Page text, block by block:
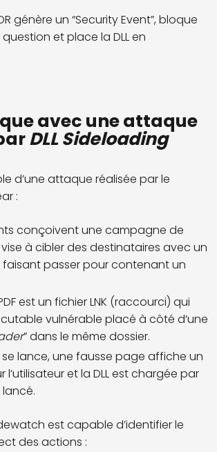
génère un “Security Event”, bloque
et place la DLL en
avec une attaque
DLL Sideloading
d’une attaque réalisée par le
:
conçoivent une campagne de
à cibler des destinataires avec un
faisant passer pour contenant un
est un fichier LNK (raccourci) qui
vulnérable placé à côté d’une
” dans le même dossier.
se lance, une fausse page affiche un
l’utilisateur et la DLL est chargée par
est capable d’identifier le
des actions :